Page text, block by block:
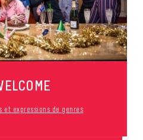
et expressions de genres